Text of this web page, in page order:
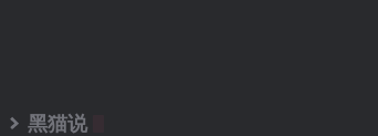
黑猫说